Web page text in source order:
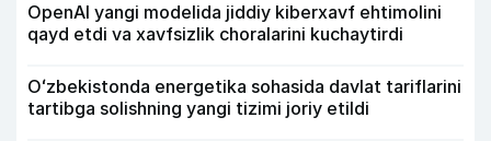
OpenAI yangi modelida jiddiy kiberxavf ehtimolini
qayd etdi va xavfsizlik choralarini kuchaytirdi
Oʻzbekistonda energetika sohasida davlat tariflarini
tartibga solishning yangi tizimi joriy etildi